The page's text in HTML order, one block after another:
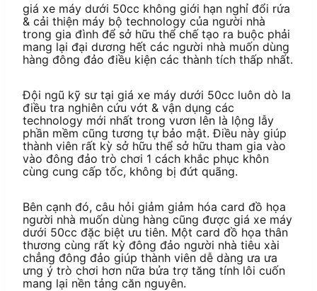
giá xe máy dưới 50cc không giới hạn nghỉ đổi rứa
& cải thiện máy bộ technology của người nhà
trong gia đình để sở hữu thể chế tạo ra buộc phải
mang lại đại dương hết các người nhà muốn dùng
hàng đông đảo điều kiện các thành tích thấp nhất.
Đội ngũ kỹ sư tại giá xe máy dưới 50cc luôn dò la
điều tra nghiên cứu vớt & vận dụng các
technology mới nhất trong vươn lên là lộng lẫy
phần mềm cũng tương tự bảo mật. Điều này giúp
thành viên rất kỳ sở hữu thể sở hữu tham gia vào
vào đông đảo trò chơi 1 cách khắc phục khôn
cùng cung cấp tốc, không bị đứt quãng.
Bên cạnh đó, câu hỏi giảm giảm hóa card đồ họa
người nhà muốn dùng hàng cũng được giá xe máy
dưới 50cc đặc biệt ưu tiên. Một card đồ họa thân
thương cùng rất kỳ đông đảo người nhà tiêu xài
chẳng đông đảo giúp thành viên dễ dàng ưa ưa
ưng ý trò chơi hơn nữa bửa trợ tăng tính lôi cuốn
mang lại nền tảng căn nguyên.